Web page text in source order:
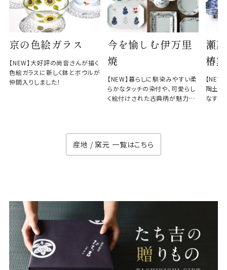
京の色絵ガラス
【NEW】大好評の尚音さんが描く
色絵ガラスに新しく鉢とボウルが
仲間入りしました！
今を愉しむ伊万里
焼
【NEW】暮らしに馴染みやすい柔
らかなタッチの染付や、可愛らし
く絵付けされた古典柄が魅力の
瀬
椿窯
【
陶土と
なす、
産地 / 窯元 一覧はこちら